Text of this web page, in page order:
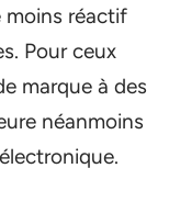
moins réactif
Pour ceux
marque à des
néanmoins